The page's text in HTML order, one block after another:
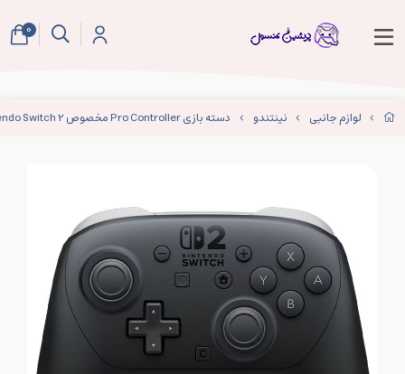
لوازم جانبی نینتندو دسته بازی Pro Controller مخصوص Nintendo Switch 2
0